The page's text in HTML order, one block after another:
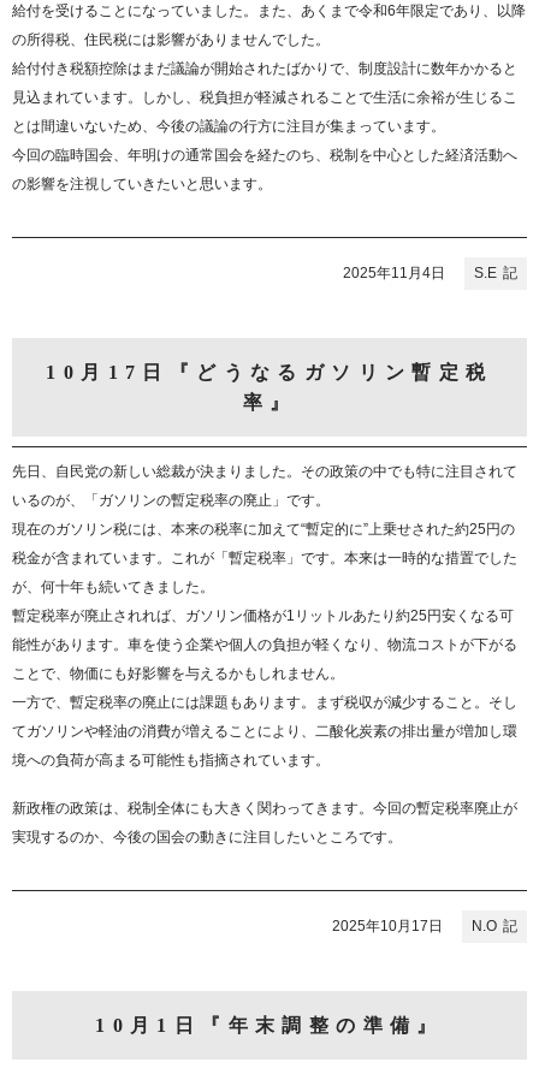
給付を受けることになっていました。また、あくまで令和6年限定であり、以降
の所得税、住民税には影響がありませんでした。
給付付き税額控除はまだ議論が開始されたばかりで、制度設計に数年かかると
見込まれています。しかし、税負担が軽減されることで生活に余裕が生じるこ
とは間違いないため、今後の議論の行方に注目が集まっています。
今回の臨時国会、年明けの通常国会を経たのち、税制を中心とした経済活動へ
の影響を注視していきたいと思います。
S.E
2025年11月4日
10月17日『どうなるガソリン暫定税
率』
先日、自民党の新しい総裁が決まりました。その政策の中でも特に注目されて
いるのが、「ガソリンの暫定税率の廃止」です。
現在のガソリン税には、本来の税率に加えて“暫定的に”上乗せされた約25円の
税金が含まれています。これが「暫定税率」です。本来は一時的な措置でした
が、何十年も続いてきました。
暫定税率が廃止されれば、ガソリン価格が1リットルあたり約25円安くなる可
能性があります。車を使う企業や個人の負担が軽くなり、物流コストが下がる
ことで、物価にも好影響を与えるかもしれません。
一方で、暫定税率の廃止には課題もあります。まず税収が減少すること。そし
てガソリンや軽油の消費が増えることにより、二酸化炭素の排出量が増加し環
境への負荷が高まる可能性も指摘されています。
新政権の政策は、税制全体にも大きく関わってきます。今回の暫定税率廃止が
実現するのか、今後の国会の動きに注目したいところです。
N.O
2025年10月17日
10月1日『年末調整の準備』